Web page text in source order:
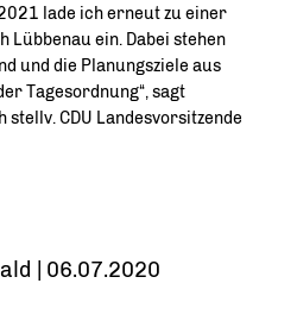
lade ich erneut zu einer
Lübbenau ein. Dabei stehen
und die Planungsziele aus
Tagesordnung“, sagt
stellv. CDU Landesvorsitzende
| 06.07.2020